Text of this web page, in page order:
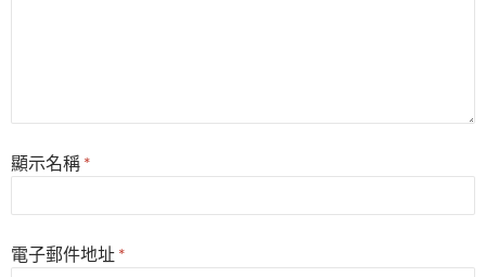
顯示名稱 *
電子郵件地址 *